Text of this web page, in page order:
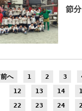
節分
前へ 1 2 3
12
13 14
22
23 24